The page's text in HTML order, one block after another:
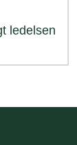
ledelsen